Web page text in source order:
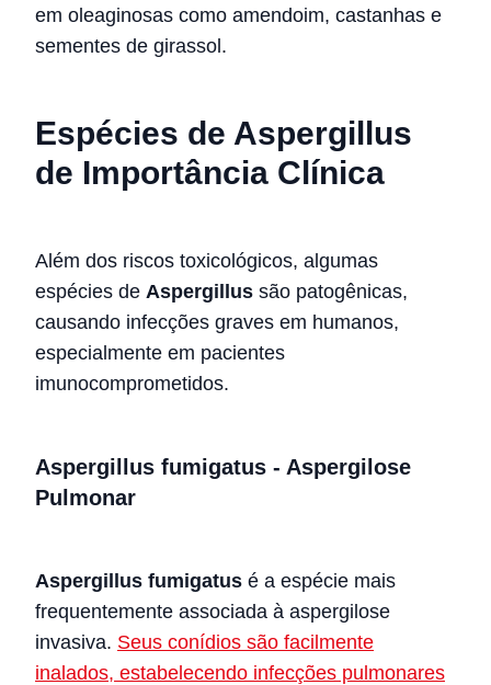
em oleaginosas como amendoim, castanhas e
sementes de girassol.
Espécies de Aspergillus
de Importância Clínica
Além dos riscos toxicológicos, algumas
espécies de Aspergillus são patogênicas,
causando infecções graves em humanos,
especialmente em pacientes
imunocomprometidos.
Aspergillus fumigatus - Aspergilose
Pulmonar
Aspergillus fumigatus é a espécie mais
frequentemente associada à aspergilose
invasiva. Seus conídios são facilmente
inalados, estabelecendo infecções pulmonares